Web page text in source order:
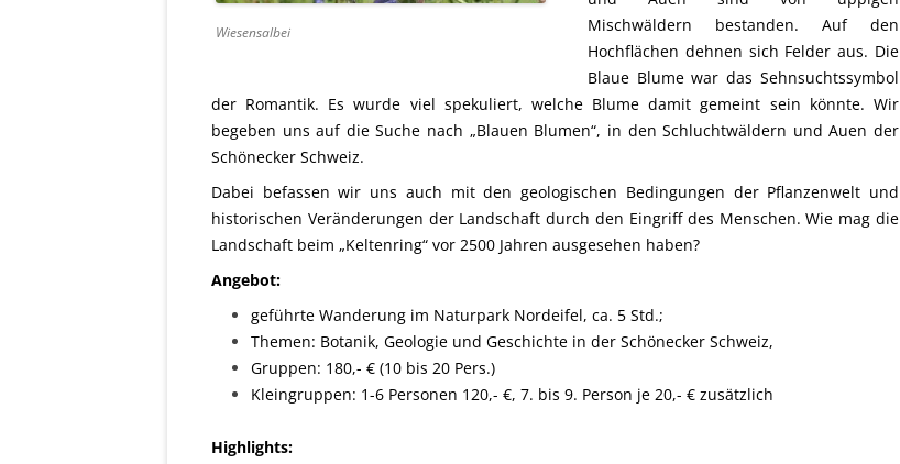
Wiesensalbei
Mischwäldern bestanden. Auf den
Hochflächen dehnen sich Felder aus. Die
Blaue Blume war das Sehnsuchtssymbol
der Romantik. Es wurde viel spekuliert, welche Blume damit gemeint sein könnte. Wir
begeben uns auf die Suche nach „Blauen Blumen“, in den Schluchtwäldern und Auen der
Schönecker Schweiz.
Dabei befassen wir uns auch mit den geologischen Bedingungen der Pflanzenwelt und
historischen Veränderungen der Landschaft durch den Eingriff des Menschen. Wie mag die
Landschaft beim „Keltenring“ vor 2500 Jahren ausgesehen haben?
Angebot:
geführte Wanderung im Naturpark Nordeifel, ca. 5 Std.;
Themen: Botanik, Geologie und Geschichte in der Schönecker Schweiz,
Gruppen: 180,- € (10 bis 20 Pers.)
Kleingruppen: 1-6 Personen 120,- €, 7. bis 9. Person je 20,- € zusätzlich
Highlights: